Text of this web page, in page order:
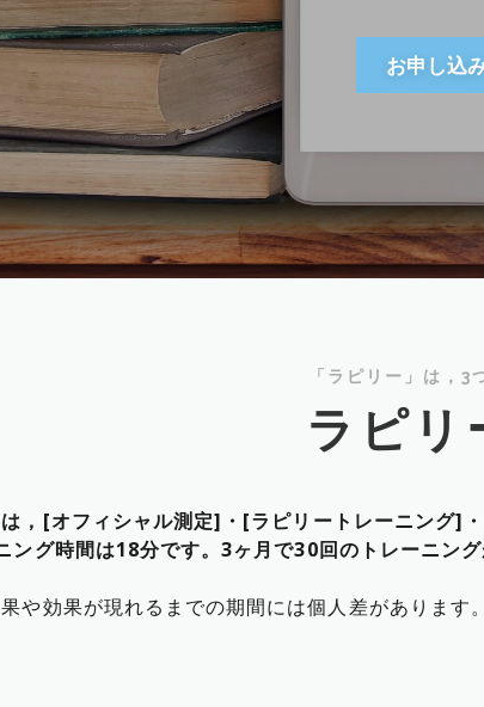
お申し込
「ラピリー」は，3
ラピリ
は，[オフィシャル測定]・[ラピリートレーニング]
ング時間は18分です。3ヶ月で30回のトレーニング
や効果が現れるまでの期間には個人差があります。